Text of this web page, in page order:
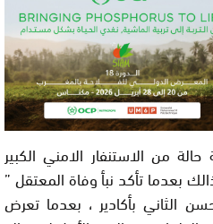
من الاستنفار الامني الكبير
بعدما تأكد نبأ وفاة المعتقل ”
الثاني بأكادير ، بعدما تعرض